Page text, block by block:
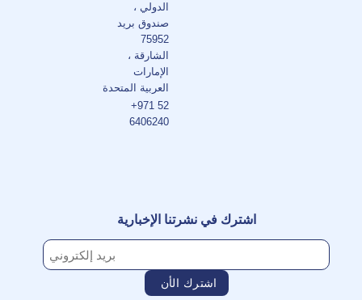
الدولي ،
صندوق بريد
75952
الشارقة ،
الإمارات
العربية المتحدة
+971 52
6406240
اشترك في نشرتنا الإخبارية